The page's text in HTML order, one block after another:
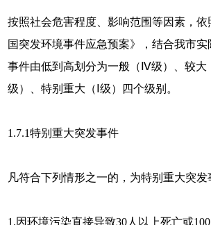
按照社会危害程度、影响范围等因素，依
国突发环境事件应急预案》，结合我市
事件由低到高划分为一般（Ⅳ级）、较大
级）、特别重大（Ⅰ级）四个级别。
1.7.1特别重大突发事件
凡符合下列情形之一的，为特别重大突发
1.因环境污染直接导致30人以上死亡或